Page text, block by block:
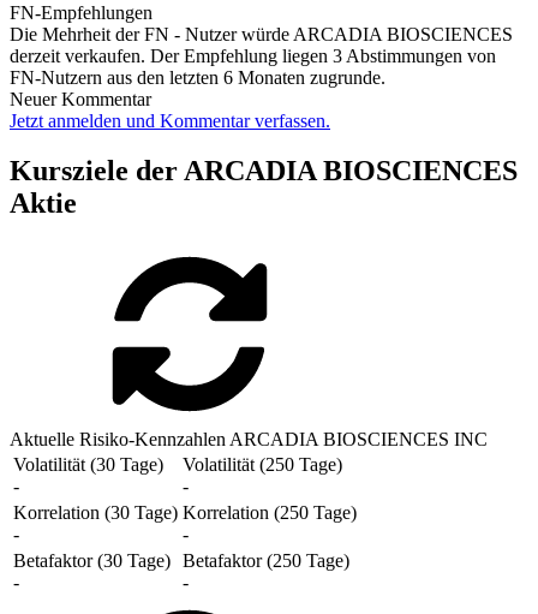
FN-Empfehlungen
Die Mehrheit der FN - Nutzer würde ARCADIA BIOSCIENCES
derzeit verkaufen. Der Empfehlung liegen 3 Abstimmungen von
FN-Nutzern aus den letzten 6 Monaten zugrunde.
Neuer Kommentar
Jetzt anmelden und Kommentar verfassen.
Kursziele der ARCADIA BIOSCIENCES
Aktie
Aktuelle Risiko-Kennzahlen ARCADIA BIOSCIENCES INC
Volatilität (30 Tage)
-
Volatilität (250 Tage)
-
Korrelation (30 Tage)
-
Korrelation (250 Tage)
-
Betafaktor (30 Tage)
-
Betafaktor (250 Tage)
-